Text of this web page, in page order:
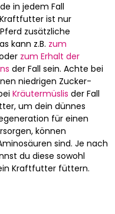
in jedem Fall
ist nur
zusätzliche
kann z.B. zum
zum Erhalt der
der Fall sein. Achte bei
niedrigen Zucker-
Kräutermüslis der Fall
um dein dünnes
für einen
können
sind. Je nach
du diese sowohl
Kraftfutter füttern.